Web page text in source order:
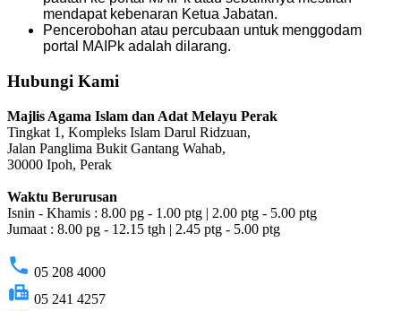
mendapat kebenaran Ketua Jabatan.
Pencerobohan atau percubaan untuk menggodam
portal MAIPk adalah dilarang.
Hubungi Kami
Majlis Agama Islam dan Adat Melayu Perak
Tingkat 1, Kompleks Islam Darul Ridzuan,
Jalan Panglima Bukit Gantang Wahab,
30000 Ipoh, Perak
Waktu Berurusan
Isnin - Khamis : 8.00 pg - 1.00 ptg | 2.00 ptg - 5.00 ptg
Jumaat : 8.00 pg - 12.15 tgh | 2.45 ptg - 5.00 ptg
phone 05 208 4000
fax 05 241 4257